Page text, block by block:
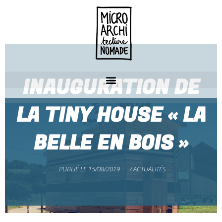
INAUGURATION DE
LA TINY HOUSE « LA
BELLE EN BOIS »
PUBLIÉ LE 15/08/2019 /ACTUALITÉS